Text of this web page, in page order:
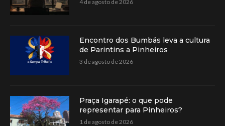
4 de agosto de 2026
Encontro dos Bumbás leva a cultura
de Parintins a Pinheiros
3 de agosto de 2026
Praça Igarapé: o que pode
representar para Pinheiros?
1 de agosto de 2026